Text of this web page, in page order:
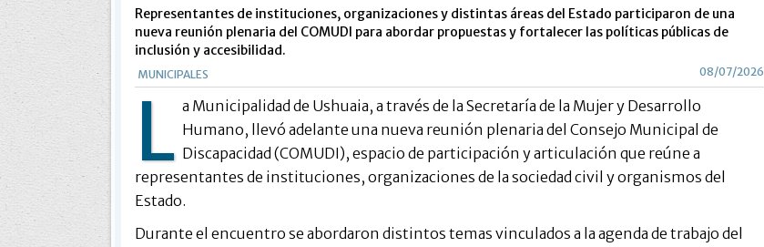
Representantes de instituciones, organizaciones y distintas áreas del Estado participaron de una
nueva reunión plenaria del COMUDI para abordar propuestas y fortalecer las políticas públicas de
inclusión y accesibilidad.
MUNICIPALES 08/07/2026
L a Municipalidad de Ushuaia, a través de la Secretaría de la Mujer y Desarrollo
Humano, llevó adelante una nueva reunión plenaria del Consejo Municipal de
Discapacidad (COMUDI), espacio de participación y articulación que reúne a
representantes de instituciones, organizaciones de la sociedad civil y organismos del
Estado.
Durante el encuentro se abordaron distintos temas vinculados a la agenda de trabajo del